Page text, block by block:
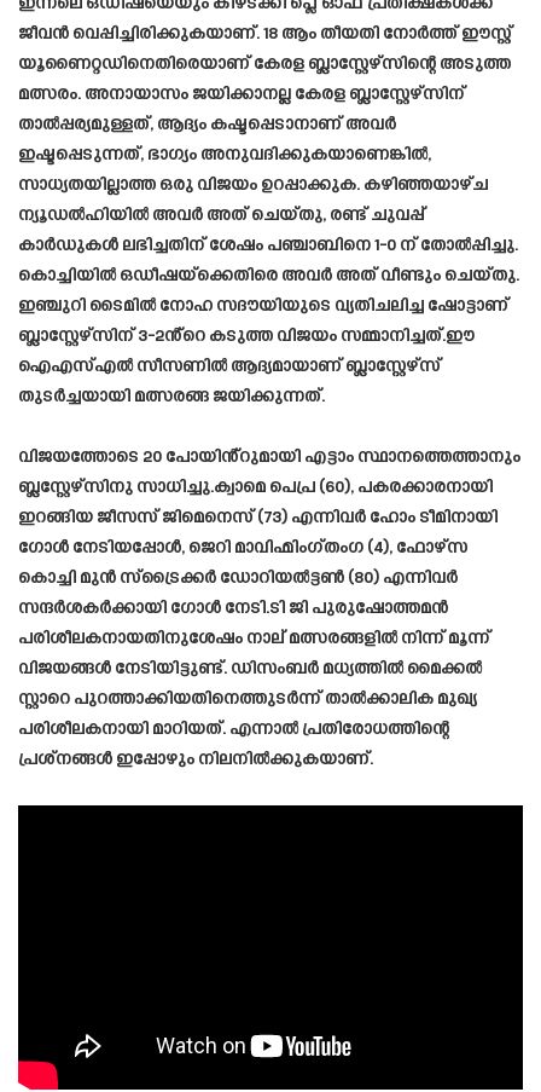
ജീവൻ വെപ്പിച്ചിരിക്കുകയാണ്. 18 ആം തീയതി നോർത്ത് ഈസ്റ്റ്
യൂണൈറ്റഡിനെതിരെയാണ് കേരള ബ്ലാസ്റ്റേഴ്സിന്റെ അടുത്ത
മത്സരം. അനായാസം ജയിക്കാനല്ല കേരള ബ്ലാസ്റ്റേഴ്‌സിന്
താൽപ്പര്യമുള്ളത്, ആദ്യം കഷ്ടപ്പെടാനാണ് അവർ
ഇഷ്ടപ്പെടുന്നത്, ഭാഗ്യം അനുവദിക്കുകയാണെങ്കിൽ,
സാധ്യതയില്ലാത്ത ഒരു വിജയം ഉറപ്പാക്കുക. കഴിഞ്ഞയാഴ്ച
ന്യൂഡൽഹിയിൽ അവർ അത് ചെയ്തു, രണ്ട് ചുവപ്പ്
കാർഡുകൾ ലഭിച്ചതിന് ശേഷം പഞ്ചാബിനെ 1-0 ന് തോൽപ്പിച്ചു.
കൊച്ചിയിൽ ഒഡീഷയ്‌ക്കെതിരെ അവർ അത് വീണ്ടും ചെയ്തു.
ഇഞ്ചുറി ടൈമിൽ നോഹ സദൗയിയുടെ വ്യതിചലിച്ച ഷോട്ടാണ്
ബ്ലാസ്റ്റേഴ്‌സിന് 3-2ൻ്റെ കടുത്ത വിജയം സമ്മാനിച്ചത്.ഈ
ഐഎസ്എൽ സീസണിൽ ആദ്യമായാണ് ബ്ലാസ്റ്റേഴ്സ്
തുടർച്ചയായി മത്സരങ്ങ ജയിക്കുന്നത്.
വിജയത്തോടെ 20 പോയിൻ്റുമായി എട്ടാം സ്ഥാനത്തെത്താനും
ബ്ലസ്റ്റേഴ്സിനു സാധിച്ചു.ക്വാമെ പെപ്ര (60), പകരക്കാരനായി
ഇറങ്ങിയ ജീസസ് ജിമെനെസ് (73) എന്നിവർ ഹോം ടീമിനായി
ഗോൾ നേടിയപ്പോൾ, ജെറി മാവിഹ്മിംഗ്തംഗ (4), ഫോഴ്‌സ
കൊച്ചി മുൻ സ്‌ട്രൈക്കർ ഡോറിയൽട്ടൺ (80) എന്നിവർ
സന്ദർശകർക്കായി ഗോൾ നേടി.ടി ജി പുരുഷോത്തമൻ
പരിശീലകനായതിനുശേഷം നാല് മത്സരങ്ങളിൽ നിന്ന് മൂന്ന്
വിജയങ്ങൾ നേടിയിട്ടുണ്ട്. ഡിസംബർ മധ്യത്തിൽ മൈക്കൽ
സ്റ്റാറെ പുറത്താക്കിയതിനെത്തുടർന്ന് താൽക്കാലിക മുഖ്യ
പരിശീലകനായി മാറിയത്. എന്നാൽ പ്രതിരോധത്തിന്റെ
പ്രശ്നങ്ങൾ ഇപ്പോഴും നിലനിൽക്കുകയാണ്.